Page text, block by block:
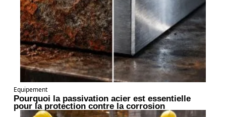
Equipement
Pourquoi la passivation acier est essentielle
pour la protection contre la corrosion